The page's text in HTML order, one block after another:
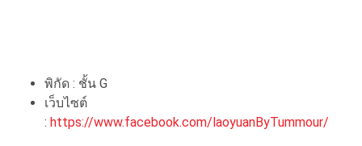
พิกัด : ชั้น G
เว็บไซต์
: https://www.facebook.com/laoyuanByTummour/